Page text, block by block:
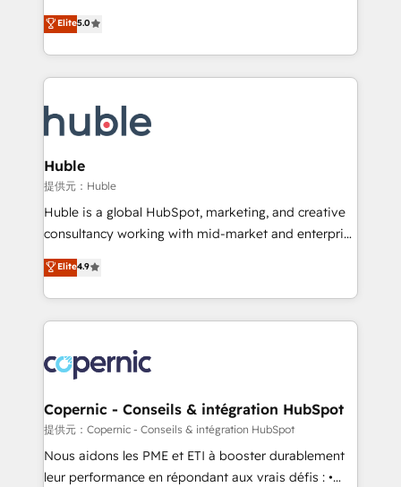
the rare Advanced "Custom Integrations"
Accreditation, securely sync data across... 🔄 any
new HubSpot portal with Advanced Website and
CRM Migrations using our in-house "HubScrub" Tool.
master it. As the creators of the Endless Customers
System™ (the next evolution of They Ask, You
Answer), we’re the only HubSpot partner built
entirely around coaching and training. That means
skills, processes, and internal team you need to
attract the right buyers, close deals faster, and grow
without outside dependencies. You’ll learn how to: •
Set up, audit, and organize your HubSpot portal •
Get your sales team fully using HubSpot • Track
pipeline and revenue across the entire buyer journey
growth • Create content and videos that attract
buyers • Use AI to scale smarter Our coaching-led
lasts. So if you're ready to become the most trusted
voice in your market, let’s talk.
Elite5.0
Huble
提供元：Huble
Huble is a global HubSpot, marketing, and creative
consultancy working with mid-market and enterprise
businesses. We go beyond implementation, shaping
the strategy, processes, and teams that turn
HubSpot into a genuine growth engine. Named
HubSpot's Global Partner of the Year in 2024,
worldwide, and with over 15 years in the ecosystem,
Huble has built a track record that speaks for itself.
One company, one operating model, delivering
across offices and consulting teams in the UK, USA,
Canada, Germany, France, Belgium, Singapore, and
South Africa. Certified compliant with ISO/IEC
Elite4.9
Copernic - Conseils & intégration HubSpot
提供元：Copernic - Conseils & intégration HubSpot
Nous aidons les PME et ETI à booster durablement
leur performance en répondant aux vrais défis : •